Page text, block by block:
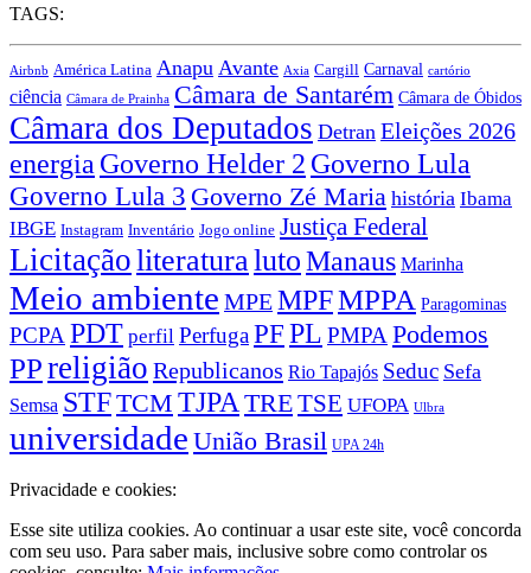
TAGS:
Airbnb América Latina Anapu Avante Axia Cargill Carnaval cartório
ciência Câmara de Prainha Câmara de Santarém Câmara de Óbidos
Câmara dos Deputados Detran Eleições 2026
energia Governo Helder 2 Governo Lula
Governo Lula 3 Governo Zé Maria história Ibama
IBGE Instagram Inventário Jogo online Justiça Federal
Licitaçãoliteratura lutoManaus Marinha
Meio ambiente MPEMPFMPPA Paragominas
PCPA PDT perfil PerfugaPFPL PMPA Podemos
PPreligião Republicanos Rio Tapajós Seduc Sefa
Semsa STFTCM TJPA TRETSE UFOPA Ulbra
universidade União Brasil UPA 24h
Privacidade e cookies:
Esse site utiliza cookies. Ao continuar a usar este site, você concorda
com seu uso. Para saber mais, inclusive sobre como controlar os